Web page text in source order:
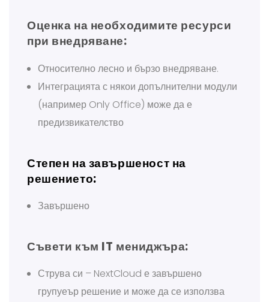
Оценка на необходимите ресурси
при внедряване:
Относително лесно и бързо внедряване.
Интеграцията с някои допълнителни модули
(например Only Office) може да е
предизвикателство
Степен на завършеност на
решението:
Завършено
Съвети към IT мениджъра:
Струва си – NextCloud е завършено
групуеър решение и може да се използва